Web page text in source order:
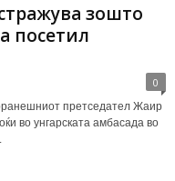
зошто
посетил
0
претседател Жаир
во унгарската амбасада во